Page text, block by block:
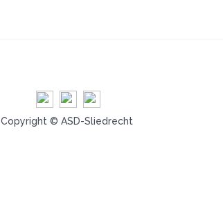
Copyright © ASD-Sliedrecht